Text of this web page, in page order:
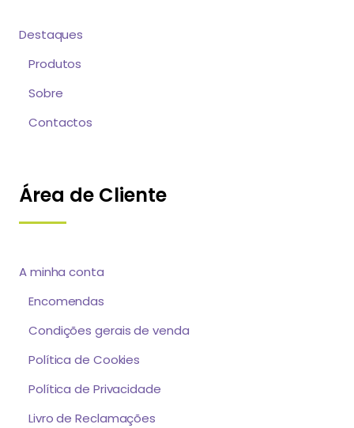
Destaques
Produtos
Sobre
Contactos
Área de Cliente
A minha conta
Encomendas
Condições gerais de venda
Política de Cookies
Política de Privacidade
Livro de Reclamações